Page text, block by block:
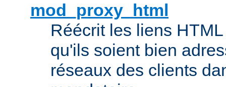
mod_proxy_html
Réécrit les liens
qu'ils soient bien
réseaux des clients